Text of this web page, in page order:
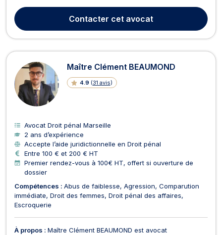
problématiques juridiques en lien avec le permis de conduire,
la procédure pénale et la réparation du préjudice...
Contacter cet avocat
Maître Clément BEAUMOND
4.9 (31 avis)
Avocat Droit pénal Marseille
2 ans d’expérience
Accepte l’aide juridictionnelle en Droit pénal
Entre 100 € et 200 € HT
Premier rendez-vous à 100€ HT, offert si ouverture de
dossier
Compétences : Abus de faiblesse Agression Comparution
immédiate Droit des femmes Droit pénal des affaires
Escroquerie
À propos : Maître Clément BEAUMOND est avocat